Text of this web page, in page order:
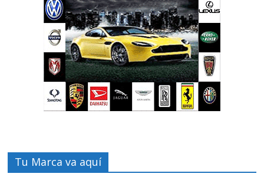
Tu Marca va aquí